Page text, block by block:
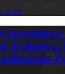
2026
la primera
Trabajo a